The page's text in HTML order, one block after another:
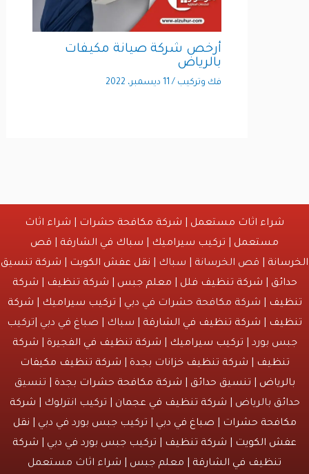
أرخص شركة صيانة مكيفات
بالرياض
فك وتركيب/11 ديسمبر، 2022
شراء اثاث مستعمل|شركة مكافحة حشرات|شراء اثاث
مستعمل|تركيب سيراميك|سباك في الشارقة|قص
| قص الخرسانة | سباك |نقل عفش الكويت|شركة تنسيق
|شركة تنظيف فلل |معلم جبس|شركة تنظيف|شركة
| شركة مكافحة حشرات في دبي |تركيب سيراميك|شركة
|شركة تنظيف في الشارقة| سباك | صباغ في دبي |تركيب
بورد |تركيب سيراميك|شركة تنظيف في الفجيرة|شركة
|شركة تنظيف خزانات بجدة|شركة تنظيف مكيفات
|تنسيق حدائق|شركة مكافحة حشرات بجدة| تنسيق
بالرياض |شركة تنظيف في عجمان| تركيب انترلوك |شركة
حشرات|صباغ في دبي| تركيب جبس بورد في دبي |نقل
الكويت|شركة تنظيف| تركيب جبس بورد في دبي |شركة
تنظيف في الشارقة| معلم جبس | شراء اثاث مستعمل